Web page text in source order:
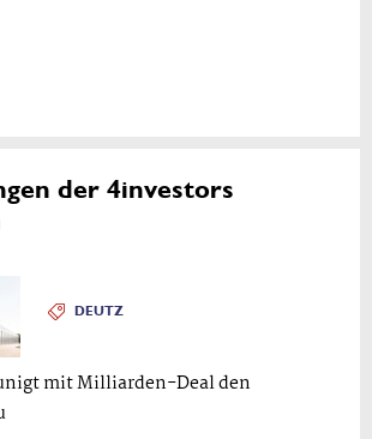
der 4investors
DEUTZ
mit Milliarden-Deal den